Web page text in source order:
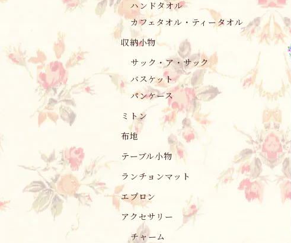
ハンドタオル
カフェタオル・ティータオル
収納小物
サック・ア・サック
バスケット
パンケース
ミトン
布地
テーブル小物
ランチョンマット
エプロン
アクセサリー
チャーム